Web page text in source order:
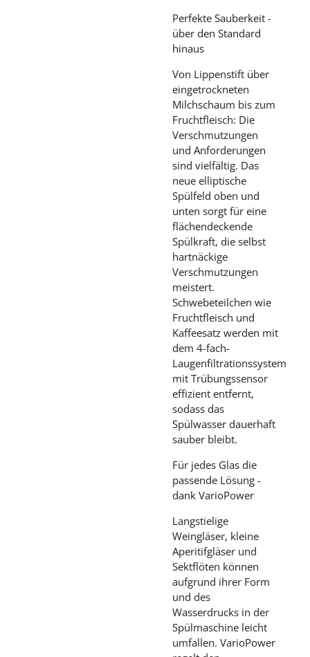
Perfekte Sauberkeit -
über den Standard
hinaus
Von Lippenstift über
eingetrockneten
Milchschaum bis zum
Fruchtfleisch: Die
Verschmutzungen
und Anforderungen
sind vielfältig. Das
neue elliptische
Spülfeld oben und
unten sorgt für eine
flächendeckende
Spülkraft, die selbst
hartnäckige
Verschmutzungen
meistert.
Schwebeteilchen wie
Fruchtfleisch und
Kaffeesatz werden mit
dem 4-fach-
Laugenfiltrationssystem
mit Trübungssensor
effizient entfernt,
sodass das
Spülwasser dauerhaft
sauber bleibt.
Für jedes Glas die
passende Lösung -
dank VarioPower
Langstielige
Weingläser, kleine
Aperitifgläser und
Sektflöten können
aufgrund ihrer Form
und des
Wasserdrucks in der
Spülmaschine leicht
umfallen. VarioPower